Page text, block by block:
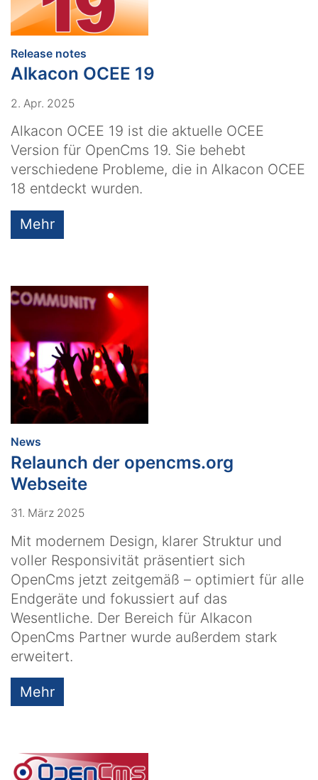
Release notes
Alkacon OCEE 19
2. Apr. 2025
Alkacon OCEE 19 ist die aktuelle OCEE
Version für OpenCms 19. Sie behebt
verschiedene Probleme, die in Alkacon OCEE
18 entdeckt wurden.
Mehr
News
Relaunch der opencms.org
Webseite
31. März 2025
Mit modernem Design, klarer Struktur und
voller Responsivität präsentiert sich
OpenCms jetzt zeitgemäß – optimiert für alle
Endgeräte und fokussiert auf das
Wesentliche. Der Bereich für Alkacon
OpenCms Partner wurde außerdem stark
erweitert.
Mehr